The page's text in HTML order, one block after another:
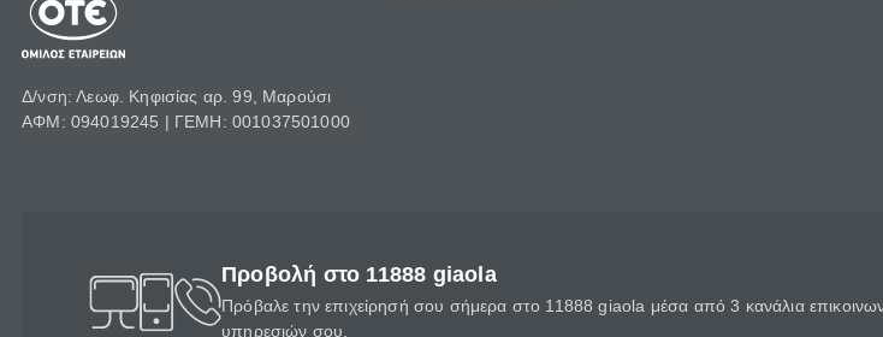
Δ/νση: Λεωφ. Κηφισίας αρ. 99, Μαρούσι
ΑΦΜ: 094019245 | ΓΕΜΗ: 001037501000
Προβολή στο 11888 giaola
Πρόβαλε την επιχείρησή σου σήμερα στο 11888 giaola μέσα από 3 κανάλια
υπηρεσιών σου.